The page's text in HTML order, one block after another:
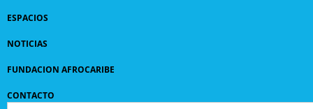
ESPACIOS
NOTICIAS
FUNDACION AFROCARIBE
CONTACTO